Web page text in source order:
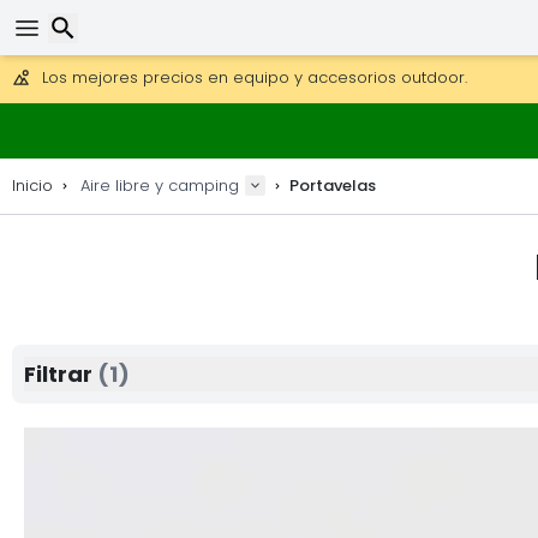
Envío DHL 1 día disponible.
30 días para devoluciones, 90 días para mapas de madera
Los mejores precios en equipo y accesorios outdoor.
Inicio Aire libre y camping Portavelas
Filtrar (1)